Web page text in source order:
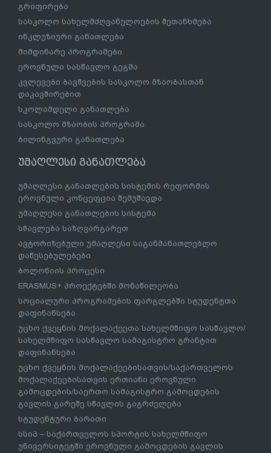
გრიფირება
სასკოლო სახელმძღვანელოების შეთანხმება
ინკლუზიური განათლება
მიმდინარე პროგრამები
ეროვნული სასწავლო გეგმა
კვლევები ბავშვების სასკოლო მზაობასთან
დაკავშირებით
სკოლამდელი განათლება
სასკოლო მზაობის პროგრამა
ბილინგვური განათლება
უმაღლესი განათლება
უმაღლესი განათლების სისტემის რეფორმის
ეროვნული კონცეფცია შემუშავდა
უმაღლესი განათლების სისტემა
სწავლება საზღვარგარეთ
ავტორიზებული უმაღლესი საგანმანათლებლო
დაწესებულებები
ბოლონიის პროცესი
ERASMUS+ პროექტებში მონაწილეობა
სოციალური პროგრამების ფარგლებში სტუდენტთა
დაფინანსება
უცხო ქვეყნის მოქალაქეეთა სახელმწიფო სასწავლო/
სახელმწიფო სასწავლო სამაგისტრო გრანტით
დაფინანსება
უცხო ქვეყნის მოქალაქეებისათვის/საქართველოს
მოქალაქეებისათვის ერთიანი ეროვნული
გამოცდების/საერთო სამაგისტრო გამოცდების
გავლის გარეშე სწავლის გაგრძელება
სტუდენტური ბარათი
სსიპ – საქართველოს სპორტის სახელმწიფო
უნივერსიტეტში ეროვნული გამოცდების გავლის